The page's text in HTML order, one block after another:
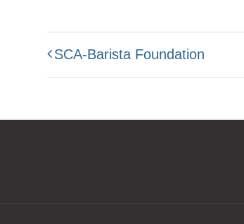
SCA-Barista Foundation